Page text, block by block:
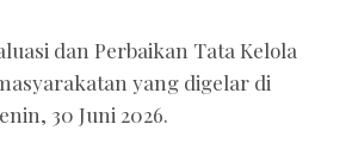
dan Perbaikan Tata Kelola
yang digelar di
30 Juni 2026.